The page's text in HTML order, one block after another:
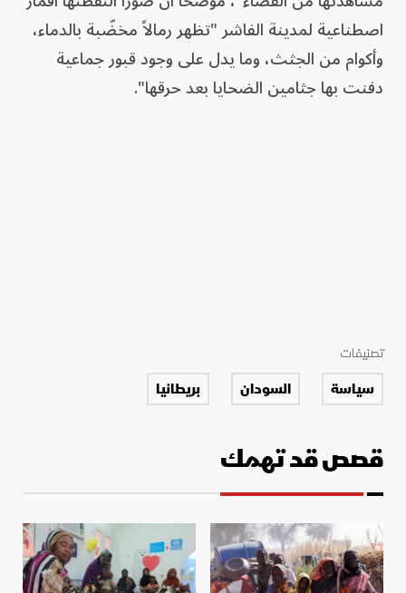
اصطناعية لمدينة الفاشر "تظهر رمالاً مخضّبة بالدماء،
وأكوام من الجثث، وما يدل على وجود قبور جماعية
دفنت بها جثامين الضحايا بعد حرقها".
تصنيفات
سياسة السودان بريطانيا
قصص قد تهمك